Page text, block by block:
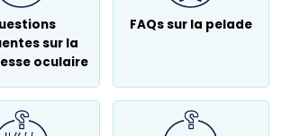
sur la
oculaire
FAQs sur la pelade